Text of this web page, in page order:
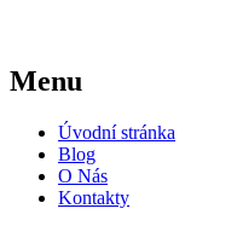
Menu
Úvodní stránka
Blog
O Nás
Kontakty